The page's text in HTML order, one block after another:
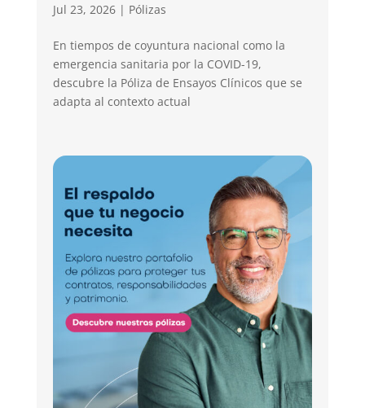
Jul 23, 2026| Pólizas
En tiempos de coyuntura nacional como la
emergencia sanitaria por la COVID-19,
descubre la Póliza de Ensayos Clínicos que se
adapta al contexto actual